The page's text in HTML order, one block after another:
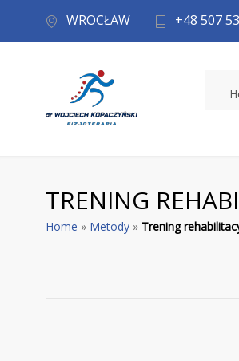
WROCŁAW +48 507
TRENING
Home » Metody » Trening